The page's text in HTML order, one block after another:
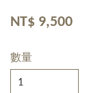
NT$ 9,500
數量